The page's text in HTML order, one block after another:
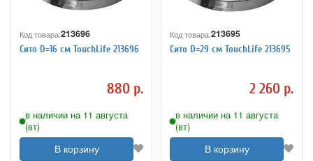
Код товара:213696
Сито D=16 см TouchLife 213696
880 р.
в наличии на 11 августа
(вт)
В корзину
Код товара:213695
Сито D=29 см TouchLife 213695
2 260 р.
в наличии на 11 августа
(вт)
В корзину